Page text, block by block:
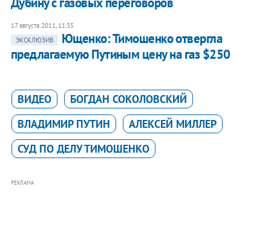
17 августа 2011, 11:35
ЭКСКЛЮЗИВ
Ющенко: Тимошенко отвергла
предлагаемую Путиным цену на газ $250
ВИДЕО
БОГДАН СОКОЛОВСКИЙ
ВЛАДИМИР ПУТИН
АЛЕКСЕЙ МИЛЛЕР
СУД ПО ДЕЛУ ТИМОШЕНКО
РЕКЛАМА